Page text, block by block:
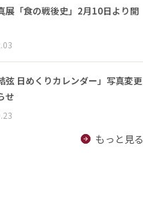
展「食の戦後史」2月10日より開
弦 日めくりカレンダー」写真変更
せ
もっと見る